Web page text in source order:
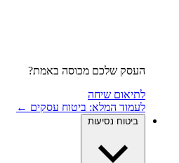
העסק שלכם מכוסה באמת?
לתיאום שיחה
לעמוד המלא: ביטוח עסקים ←
ביטוח נסיעות